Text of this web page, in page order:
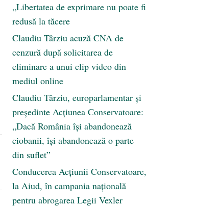
„Libertatea de exprimare nu poate fi
redusă la tăcere
Claudiu Târziu acuză CNA de
cenzură după solicitarea de
eliminare a unui clip video din
mediul online
Claudiu Târziu, europarlamentar și
președinte Acțiunea Conservatoare:
„Dacă România își abandonează
ciobanii, își abandonează o parte
din suflet”
Conducerea Acțiunii Conservatoare,
la Aiud, în campania națională
pentru abrogarea Legii Vexler